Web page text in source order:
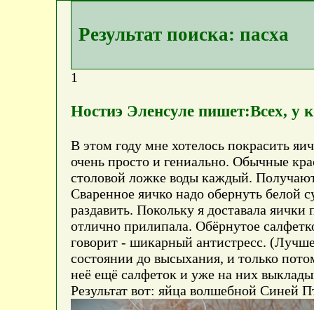
Результат поиска: пасха
1
Ностиэ Эленсуле пишет:Всех, у
В этом году мне хотелось покрасить
очень просто и гениально. Обычные
столовой ложке воды каждый.
Сваренное яичко надо обернуть белой
раздавить. Покольку я доставала
отлично прилипала. Обёрнутое
говорит - шикарный антистресс. (Лучше
состоянии до высыхания, и только
неё ещё салфеток и уже на них
Результат вот: яйца волшебной Синей